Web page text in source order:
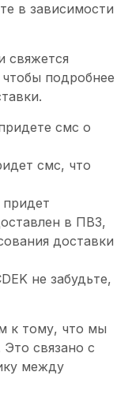
в зависимости
свяжется
подробнее
смс о
смс, что
придет
в ПВЗ,
доставки
не забудьте,
к тому, что мы
связано с
между